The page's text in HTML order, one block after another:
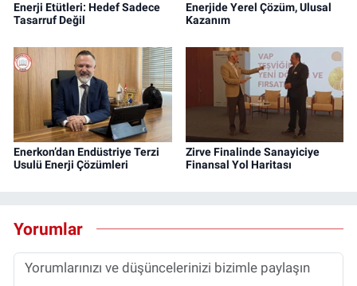
Enerji Etütleri: Hedef Sadece
Tasarruf Değil
Enerjide Yerel Çözüm, Ulusal
Kazanım
Enerkon’dan Endüstriye Terzi
Usulü Enerji Çözümleri
Zirve Finalinde Sanayiciye
Finansal Yol Haritası
Yorumlar